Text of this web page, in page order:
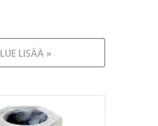
LUE LISÄÄ »